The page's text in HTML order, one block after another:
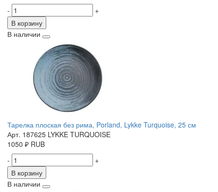
-
+
В корзину
В наличии
Тарелка плоская без рима, Porland, Lykke Turquoise, 25 см
Арт. 187625 LYKKE TURQUOISE
1050 ₽ RUB
-
+
В корзину
В наличии